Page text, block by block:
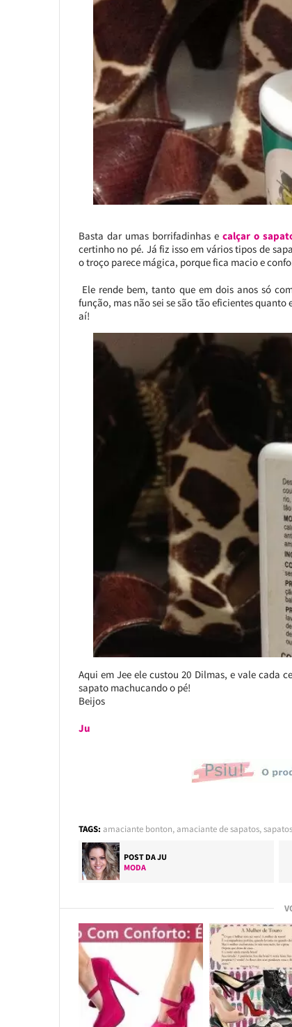
Basta dar umas borrifadinhas e calçar o
certinho no pé. Já fiz isso em vários tipos de
o troço parece mágica, porque fica macio e
Ele rende bem, tanto que em dois anos só
função, mas não sei se são tão eficientes quanto
aí!
Aqui em Jee ele custou 20 Dilmas, e vale cada
sapato machucando o pé!
Beijos
Ju
TAGS: amaciante bonton,amaciante de sapatos,sapatos
POST DAJU
MODA